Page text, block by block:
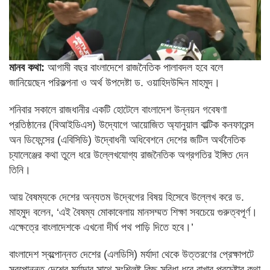
মানব কথা: আগামী বছর বাংলাদেশে রাজনৈতিক পালাবদল হবে বলে
জানিয়েছেন পরিকল্পনা ও অর্থ উপদেষ্টা ড. ওয়াহিদউদ্দিন মাহমুদ।
শনিবার সকালে রাজধানীর একটি হোটেলে বাংলাদেশ উন্নয়ন গবেষণা
প্রতিষ্ঠানের (বিআইডিএস) উদ্যোগে আয়োজিত অ্যানুয়াল বাল্টিক কনফারেন্স
অন ডিফেন্সের (এবিসিডি) উদ্বোধনী অধিবেশনে দেশের জটিল অর্থনৈতিক
চ্যালেঞ্জের কথা তুলে ধরে উল্লেখযোগ্য রাজনৈতিক অগ্রগতির ইঙ্গিত দেন
তিনি।
আয় বৈষম্যকে দেশের অন্যতম উদ্বেগের বিষয় হিসেবে উল্লেখ করে ড.
মাহমুদ বলেন, ‘এই বৈষম্য মোকাবেলায় মানসম্মত শিক্ষা সবচেয়ে গুরুত্বপূর্ণ।
এক্ষেত্রে বাংলাদেশকে এখনো দীর্ঘ পথ পাড়ি দিতে হবে।’
বাংলাদেশ স্বল্পোন্নত দেশের (এলডিসি) মর্যাদা থেকে উত্তরণের প্রেক্ষাপটে